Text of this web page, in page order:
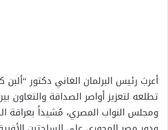
أعربَ رئيس البرلمان الغاني دكتور “ألبن
تطلعه لتعزيز أواصر الصداقة والتعاون
ومجلس النواب المصري، مُشيداً بعراقة